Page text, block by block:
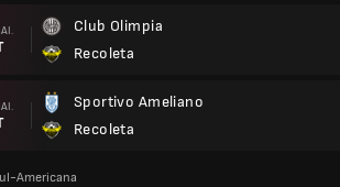
Club Olimpia
Recoleta
Sportivo Ameliano
Recoleta
Americana